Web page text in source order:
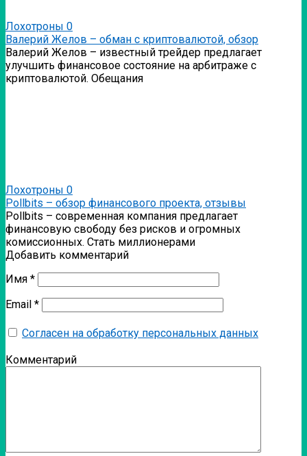
Лохотроны 0
Валерий Желов – обман с криптовалютой, обзор
Валерий Желов – известный трейдер предлагает
улучшить финансовое состояние на арбитраже с
криптовалютой. Обещания
Лохотроны 0
Pollbits – обзор финансового проекта, отзывы
Pollbits – современная компания предлагает
финансовую свободу без рисков и огромных
комиссионных. Стать миллионерами
Добавить комментарий
Имя *
Email *
Согласен на обработку персональных данных
Комментарий